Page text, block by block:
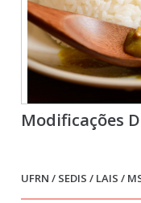
Modificações
UFRN / SEDIS / LAIS /